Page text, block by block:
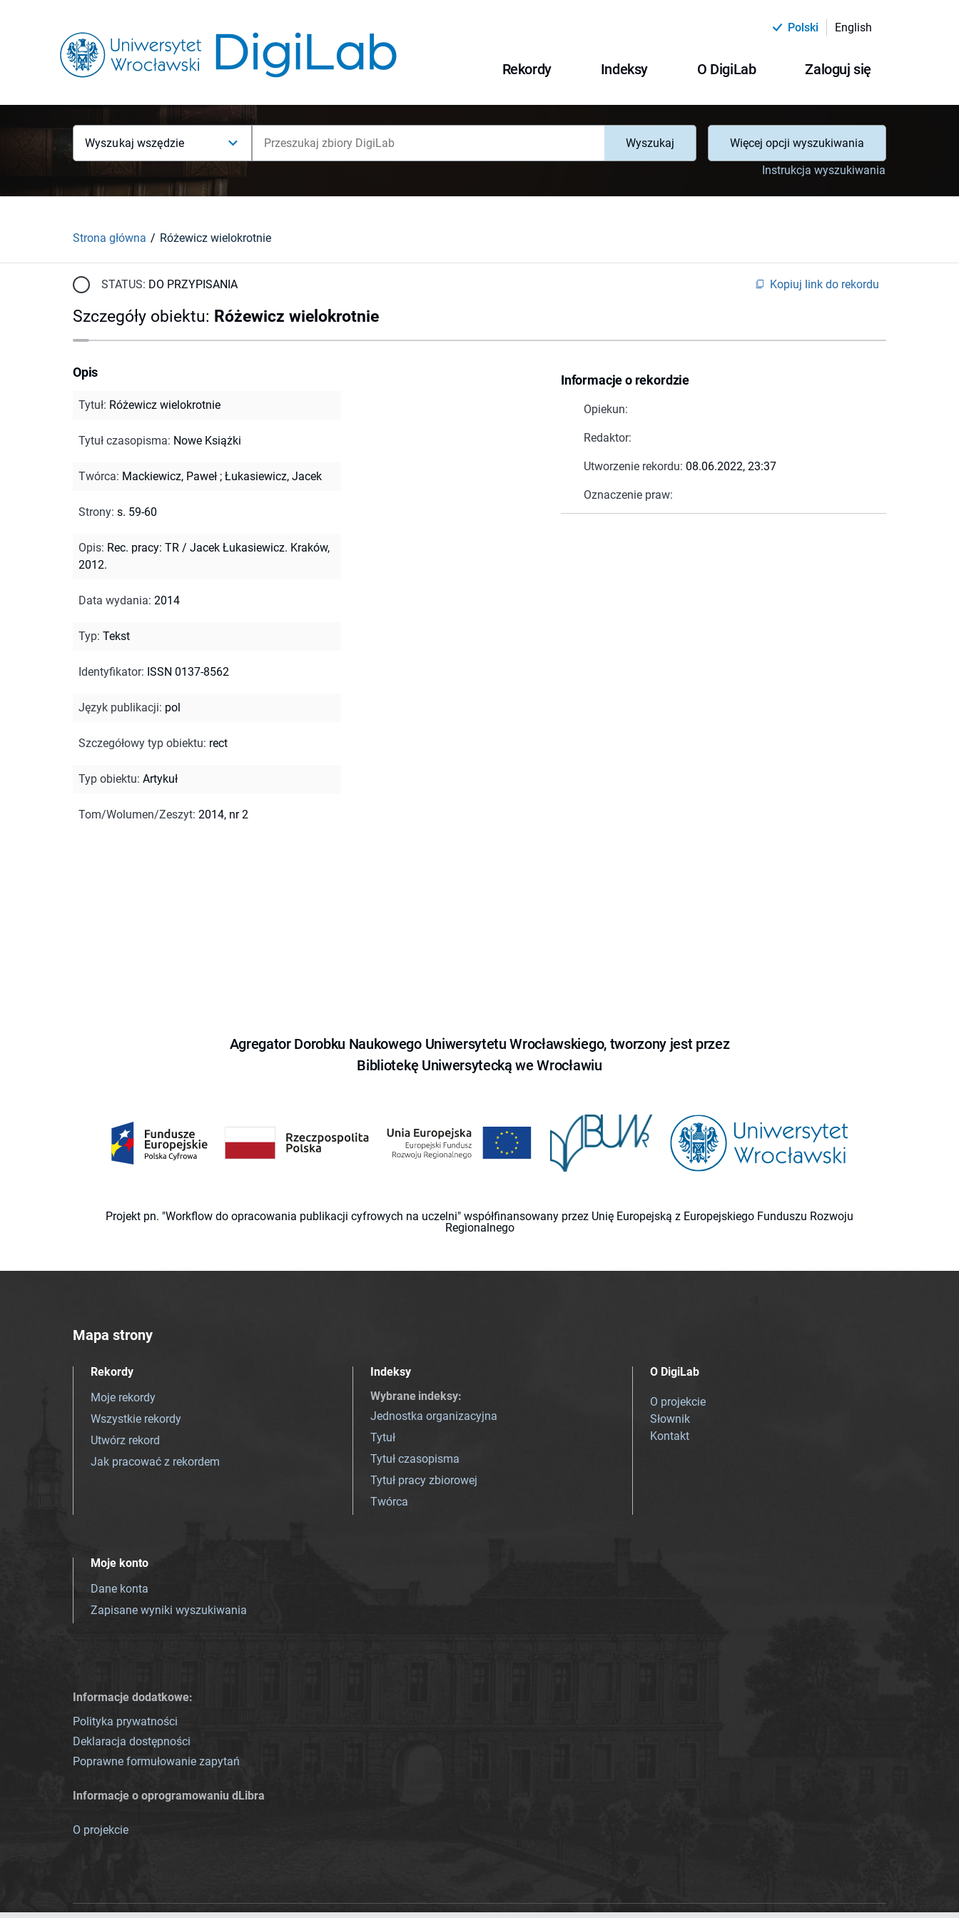
Polski English
Rekordy Indeksy O DigiLab Zaloguj się
Wyszukaj wszędzie Wyszukaj
Więcej opcji wyszukiwania
Instrukcja wyszukiwania
Strona główna Różewicz wielokrotnie
STATUS: DO PRZYPISANIA Kopiuj link do rekordu
Szczegóły obiektu: Różewicz wielokrotnie
Informacje o rekordzie
Opiekun:
Redaktor:
Utworzenie rekordu: 08.06.2022, 23:37
Oznaczenie praw:
Opis
Tytuł: Różewicz wielokrotnie
Tytuł czasopisma: Nowe Książki
Twórca: Mackiewicz, Paweł ; Łukasiewicz, Jacek
Strony: s. 59-60
Opis: Rec. pracy: TR / Jacek Łukasiewicz. Kraków,
2012.
Data wydania: 2014
Typ: Tekst
Identyfikator: ISSN 0137-8562
Język publikacji: pol
Szczegółowy typ obiektu: rect
Typ obiektu: Artykuł
Tom/Wolumen/Zeszyt: 2014, nr 2
Agregator Dorobku Naukowego Uniwersytetu Wrocławskiego, tworzony jest przez
Bibliotekę Uniwersytecką we Wrocławiu
Projekt pn. "Workflow do opracowania publikacji cyfrowych na uczelni" współfinansowany przez Unię Europejską z Europejskiego Funduszu Rozwoju
Regionalnego
Mapa strony
Rekordy
Moje rekordy
Wszystkie rekordy
Utwórz rekord
Jak pracować z rekordem
Indeksy
Wybrane indeksy:
Jednostka organizacyjna
Tytuł
Tytuł czasopisma
Tytuł pracy zbiorowej
Twórca
O DigiLab
O projekcie
Słownik
Kontakt
Moje konto
Dane konta
Zapisane wyniki wyszukiwania
Informacje dodatkowe:
Polityka prywatności
Deklaracja dostępności
Poprawne formułowanie zapytań
Informacje o oprogramowaniu dLibra
O projekcie